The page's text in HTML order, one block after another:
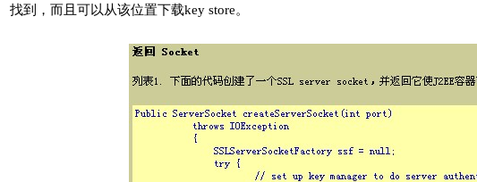
找到，而且可以从该位置下载key store。